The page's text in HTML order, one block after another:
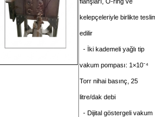
kelepçeleriyle birlikte
edilir
- İki kademeli yağlı tip
vakum pompası: 1×10⁻⁴
Torr nihai basınç, 25
litre/dak debi
- Dijital göstergeli vakum